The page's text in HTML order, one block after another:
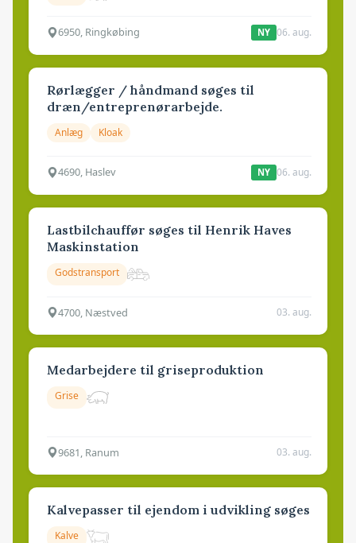
6950, Ringkøbing NY 06. aug.
Rørlægger / håndmand søges til
dræn/entreprenørarbejde.
Anlæg Kloak
4690, Haslev NY 06. aug.
Lastbilchauffør søges til Henrik Haves
Maskinstation
Godstransport
4700, Næstved 03. aug.
Medarbejdere til griseproduktion
Grise
9681, Ranum 03. aug.
Kalvepasser til ejendom i udvikling søges
Kalve